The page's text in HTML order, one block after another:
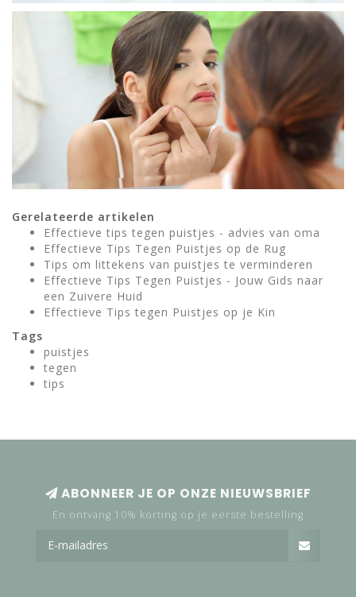
Gerelateerde artikelen
Effectieve tips tegen puistjes - advies van oma
Effectieve Tips Tegen Puistjes op de Rug
Tips om littekens van puistjes te verminderen
Effectieve Tips Tegen Puistjes - Jouw Gids naar
een Zuivere Huid
Effectieve Tips tegen Puistjes op je Kin
Tags
puistjes
tegen
tips
ABONNEER JE OP ONZE NIEUWSBRIEF
En ontvang 10% korting op je eerste bestelling